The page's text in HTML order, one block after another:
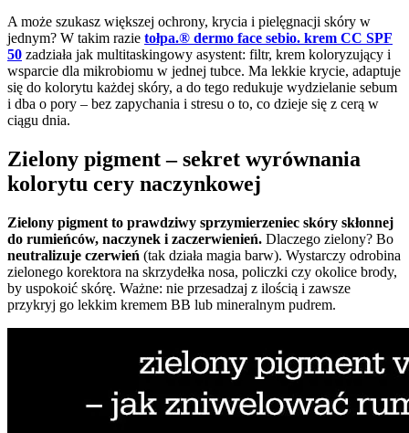
A może szukasz większej ochrony, krycia i pielęgnacji skóry w
jednym? W takim razie tołpa.® dermo face sebio. krem CC SPF
50 zadziała jak multitaskingowy asystent: filtr, krem koloryzujący i
wsparcie dla mikrobiomu w jednej tubce. Ma lekkie krycie, adaptuje
się do kolorytu każdej skóry, a do tego redukuje wydzielanie sebum
i dba o pory – bez zapychania i stresu o to, co dzieje się z cerą w
ciągu dnia.
Zielony pigment – sekret wyrównania
kolorytu cery naczynkowej
Zielony pigment to prawdziwy sprzymierzeniec skóry skłonnej
do rumieńców, naczynek i zaczerwienień. Dlaczego zielony? Bo
neutralizuje czerwień (tak działa magia barw). Wystarczy odrobina
zielonego korektora na skrzydełka nosa, policzki czy okolice brody,
by uspokoić skórę. Ważne: nie przesadzaj z ilością i zawsze
przykryj go lekkim kremem BB lub mineralnym pudrem.